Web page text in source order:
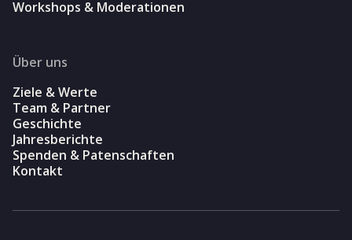
Workshops & Moderationen
Über uns
Ziele & Werte
Team & Partner
Geschichte
Jahresberichte
Spenden & Patenschaften
Kontakt